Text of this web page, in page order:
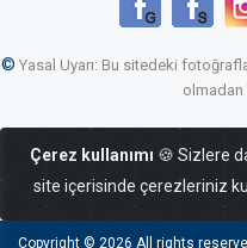
© Yasal Uyarı: Bu sitedeki
olmadan
Çerez kullanımı 🍪 Sizlere
site içerisinde çerezleriniz
Copyright © 2026 All rights